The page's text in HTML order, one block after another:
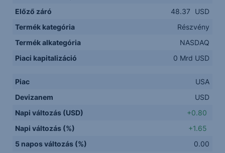
Előző záró
48.37
USD
Termék kategória
Részvény
Termék alkategória
NASDAQ
Piaci kapitalizáció
0 Mrd USD
Piac
USA
Devizanem
USD
Napi változás (USD)
+0.80
Napi változás (%)
+1.65
5 napos változás (%)
0.00